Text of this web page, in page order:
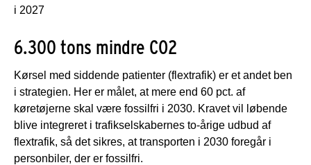
i 2027
6.300 tons mindre CO2
Kørsel med siddende patienter (flextrafik) er et andet ben
i strategien. Her er målet, at mere end 60 pct. af
køretøjerne skal være fossilfri i 2030. Kravet vil løbende
blive integreret i trafikselskabernes to-årige udbud af
flextrafik, så det sikres, at transporten i 2030 foregår i
personbiler, der er fossilfri.